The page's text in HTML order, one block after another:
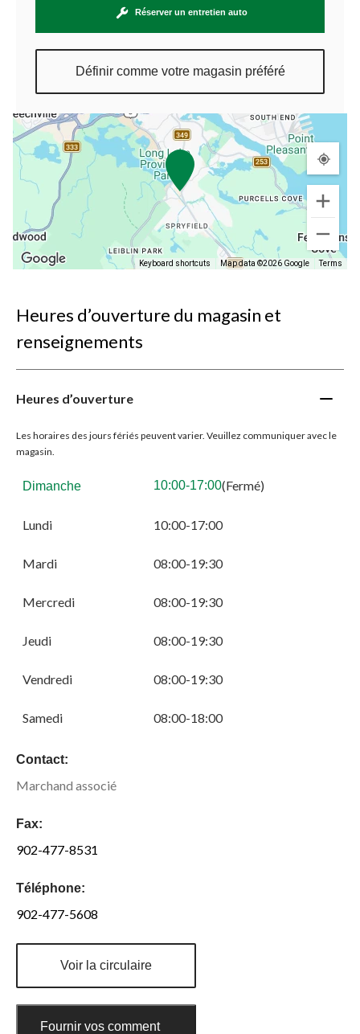
Réserver un entretien auto
Définir comme votre magasin préféré
Keyboard shortcuts Map data ©2026 Google Terms
Heures d’ouverture du magasin et
renseignements
Heures d’ouverture
Les horaires des jours fériés peuvent varier. Veuillez communiquer avec le
magasin.
Dimanche 10:00-17:00(Fermé)
Lundi 10:00-17:00
Mardi 08:00-19:30
Mercredi 08:00-19:30
Jeudi 08:00-19:30
Vendredi 08:00-19:30
Samedi 08:00-18:00
Contact:
Marchand associé
Fax:
902-477-8531
Téléphone:
902-477-5608
Voir la circulaire
Fournir vos commentaires